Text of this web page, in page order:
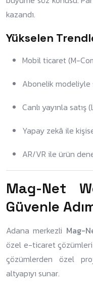
kazandı.
Yükselen
Mobil ticaret (M-
Abonelik modeliyle
Canlı yayınla
Yapay zekâ ile
AR/VR ile ürün
Mag-Net
Güvenle
Adana merkezli Mag-
özel e-ticaret çözümleri
çözümlerden özel
altyapıyı sunar.